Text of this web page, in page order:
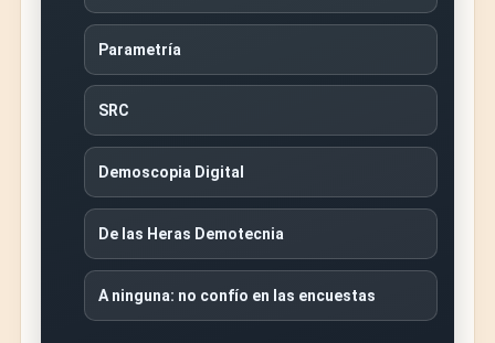
Parametría
SRC
Demoscopia Digital
De las Heras Demotecnia
A ninguna: no confío en las encuestas